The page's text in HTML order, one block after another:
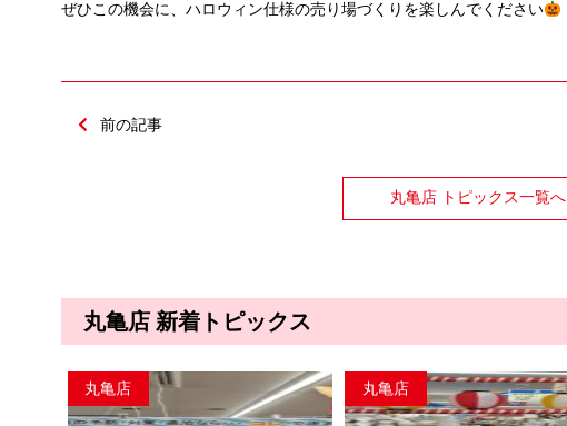
ぜひこの機会に、ハロウィン仕様の売り場づくりを楽しんでください
前の記事
丸亀店 トピックス一覧へ
丸亀店 新着トピックス
丸亀店 丸亀店